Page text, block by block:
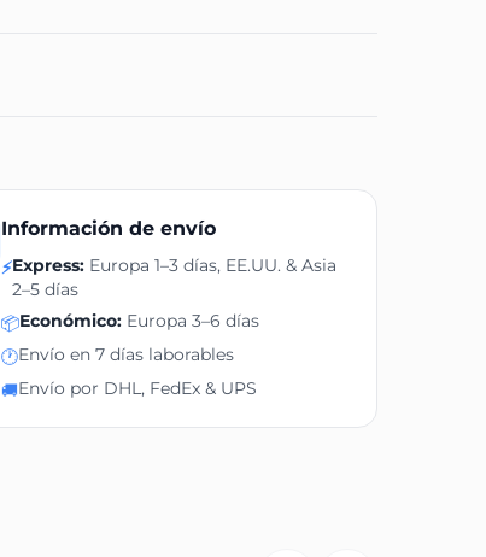
Información de envío
⚡Express:Europa 1–3 días, EE.UU. & Asia
2–5 días
📦Económico:Europa 3–6 días
🕐Envío en 7 días laborables
🚚Envío por DHL, FedEx & UPS